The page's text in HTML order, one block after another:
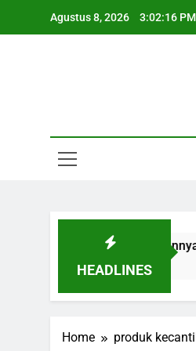
Agustus 8, 2026 3:02:17 PM
HEADLINES
Fungsi, Letak, Dan Perannya
Home produk